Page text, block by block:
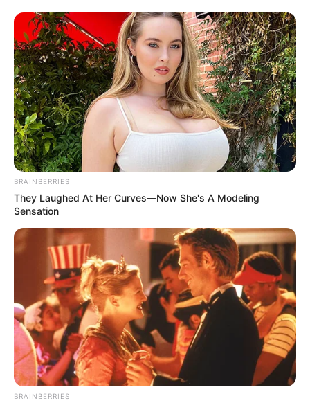
BRAINBERRIES
They Laughed At Her Curves—Now She's A Modeling
Sensation
BRAINBERRIES